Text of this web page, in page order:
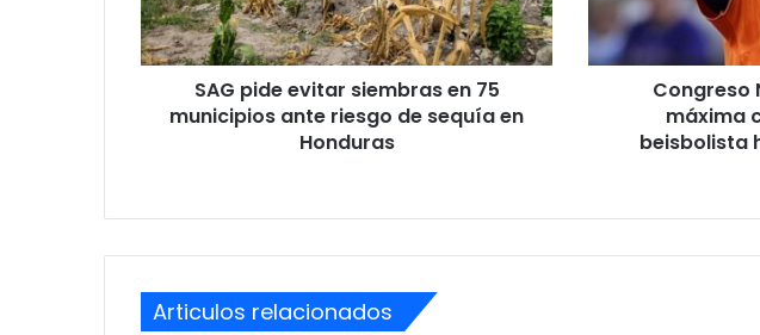
municipios
ante
riesgo
sequía
SAG pide evitar siembras en 75
municipios ante riesgo de sequía en
Honduras
beisbolista
hondureño
Mauricio
Congreso
máxima
beisbolista
Articulos relacionados